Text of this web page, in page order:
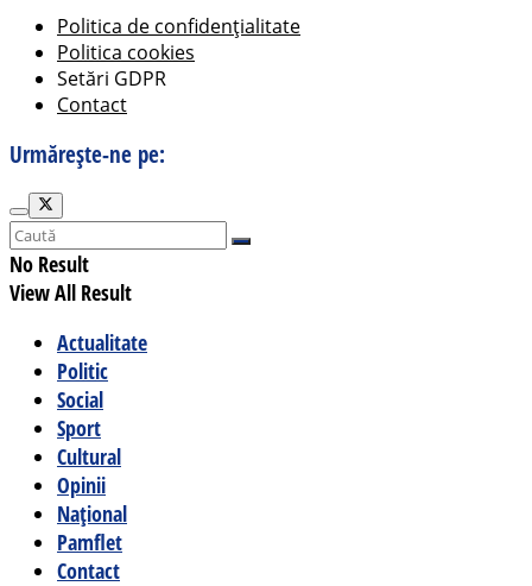
Politica de confidențialitate
Politica cookies
Setări GDPR
Contact
Urmărește-ne pe:
No Result
View All Result
Actualitate
Politic
Social
Sport
Cultural
Opinii
Național
Pamflet
Contact